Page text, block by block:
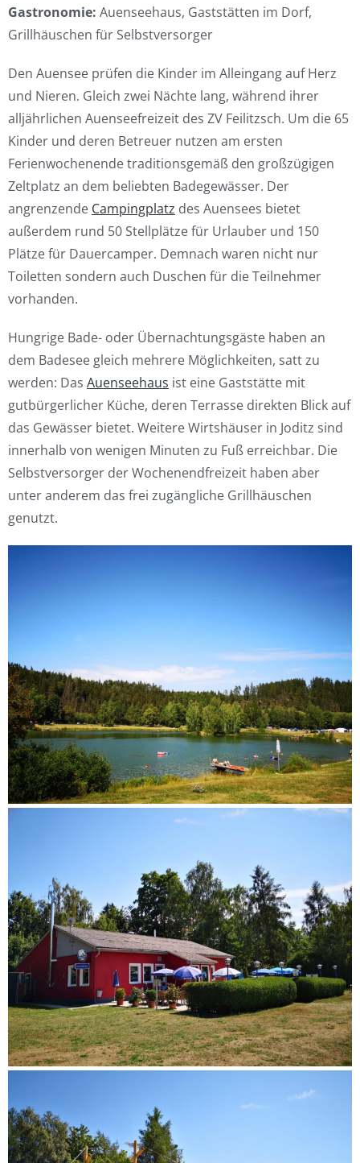
Gastronomie: Auenseehaus, Gaststätten im Dorf,
Grillhäuschen für Selbstversorger
Den Auensee prüfen die Kinder im Alleingang auf Herz
und Nieren. Gleich zwei Nächte lang, während ihrer
alljährlichen Auenseefreizeit des ZV Feilitzsch. Um die 65
Kinder und deren Betreuer nutzen am ersten
Ferienwochenende traditionsgemäß den großzügigen
Zeltplatz an dem beliebten Badegewässer. Der
angrenzende Campingplatz des Auensees bietet
außerdem rund 50 Stellplätze für Urlauber und 150
Plätze für Dauercamper. Demnach waren nicht nur
Toiletten sondern auch Duschen für die Teilnehmer
vorhanden.
Hungrige Bade- oder Übernachtungsgäste haben an
dem Badesee gleich mehrere Möglichkeiten, satt zu
werden: Das Auenseehaus ist eine Gaststätte mit
gutbürgerlicher Küche, deren Terrasse direkten Blick auf
das Gewässer bietet. Weitere Wirtshäuser in Joditz sind
innerhalb von wenigen Minuten zu Fuß erreichbar. Die
Selbstversorger der Wochenendfreizeit haben aber
unter anderem das frei zugängliche Grillhäuschen
genutzt.